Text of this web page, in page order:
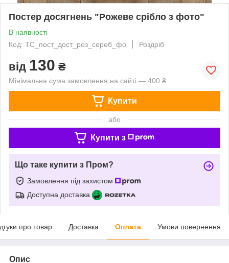
Постер досягнень "Рожеве срібло з фото"
В наявності
Код: ТС_пост_дост_роз_сереб_фо
Роздріб
від 130 ₴
Мінімальна сума замовлення на сайті — 400 ₴
Купити
або
Купити з
Що таке купити з Пром?
Замовлення під захистом
Доступна доставка
про товар Доставка Оплата Умови повернення
Опис